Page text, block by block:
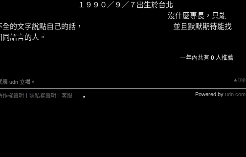
１９９０／９／７出生於台北
沒什麼專長，只能
不全的文字說點自己的話， 並且默默期待能找
用相同語言的人。
一年內共有 0 人推薦
▲top
udn 立場。
作權聲明 隱私權聲明 客服 Powered by udn.com